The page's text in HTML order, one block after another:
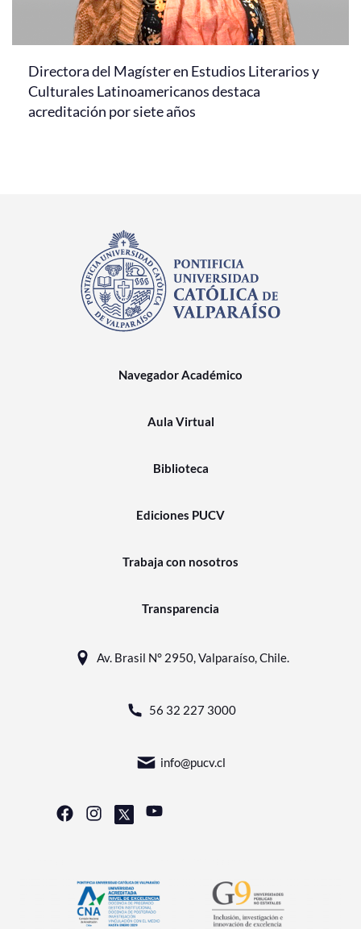
Directora del Magíster en Estudios Literarios y
Culturales Latinoamericanos destaca
acreditación por siete años
Navegador Académico
Aula Virtual
Biblioteca
Ediciones PUCV
Trabaja con nosotros
Transparencia
Av. Brasil N° 2950, Valparaíso, Chile.
56 32 227 3000
info@pucv.cl